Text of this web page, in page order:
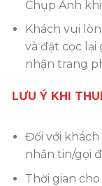
Chụp Ảnh
Khách vui
và đặt cọc
nhận trang
LƯU Ý KHI
Đối với
nhắn tin/gọi
Thời gian